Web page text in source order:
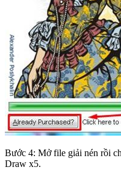
Bước 4: Mở file giải nén rồi
Draw x5.